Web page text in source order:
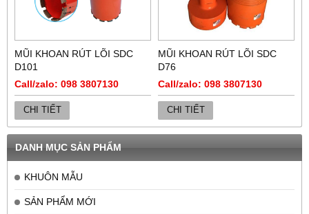
DANH MỤC SẢN PHẨM
KHUÔN MẪU
SẢN PHẨM MỚI
MŨI KHOAN RÚT LÕI SDC
D101
Call/zalo: 098 3807130
CHI TIẾT
MŨI KHOAN RÚT LÕI SDC
D76
Call/zalo: 098 3807130
CHI TIẾT